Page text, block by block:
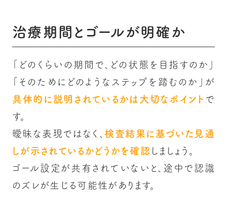
治療期間とゴールが明確か
「どのくらいの期間で、どの状態を目指すのか」
「そのためにどのようなステップを踏むのか」が
具体的に説明されているかは大切なポイント で
す。
曖昧な表現ではなく、検査結果に基づいた見通
しが示されているかどうかを確認 しましょう。
ゴール設定が共有されていないと、途中で認識
のズレが生じる可能性があります。